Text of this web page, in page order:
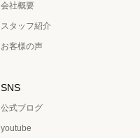
会社概要
スタッフ紹介
お客様の声
SNS
公式ブログ
youtube